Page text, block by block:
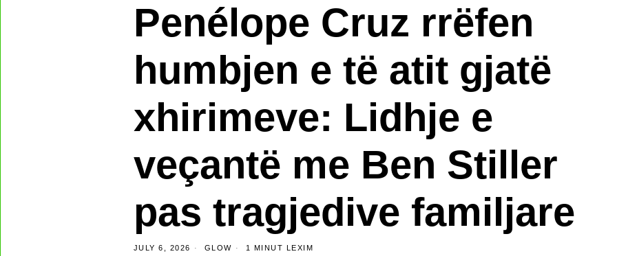
Penélope Cruz rrëfen
humbjen e të atit gjatë
xhirimeve: Lidhje e
veçantë me Ben Stiller
pas tragjedive familjare
JULY 6, 2026 GLOW 1 MINUT LEXIM